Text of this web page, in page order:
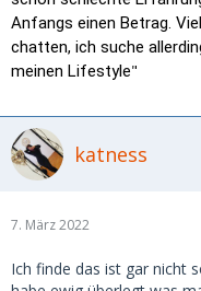
Anfangs einen Betrag.
chatten, ich suche
meinen Lifestyle"
katness
7. März 2022
Ich finde das ist gar nicht